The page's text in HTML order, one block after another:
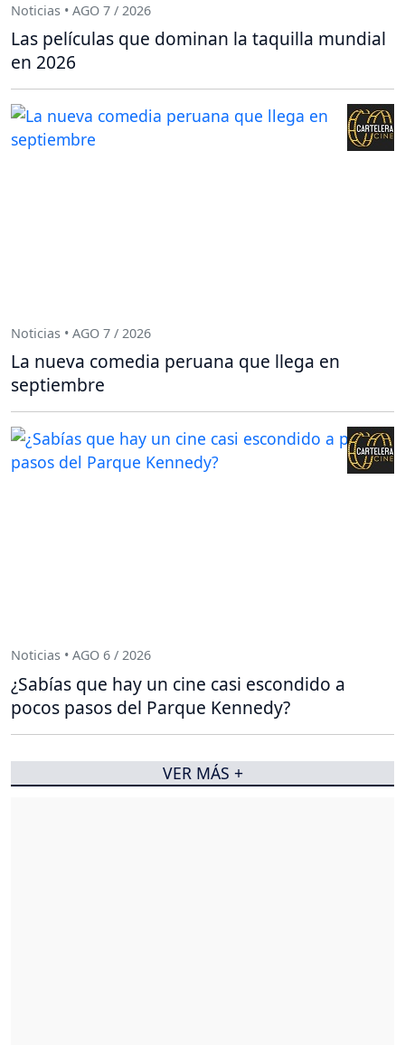
Noticias • AGO 7 / 2026
Las películas que dominan la taquilla mundial
en 2026
Noticias • AGO 7 / 2026
La nueva comedia peruana que llega en
septiembre
Noticias • AGO 6 / 2026
¿Sabías que hay un cine casi escondido a
pocos pasos del Parque Kennedy?
VER MÁS +